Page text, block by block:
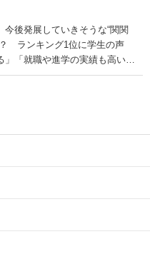
後発展していきそうな“関関
ランキング1位に学生の声
」「就職や進学の実績も高い」